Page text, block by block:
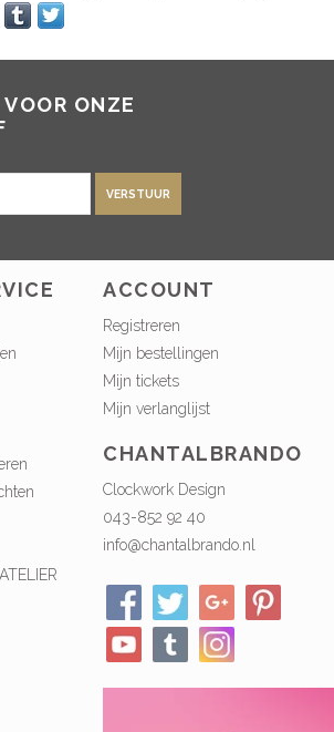
ONZE
VERSTUUR
ACCOUNT
Registreren
Mijn bestellingen
Mijn tickets
Mijn verlanglijst
CHANTALBRANDO
Clockwork Design
043-852 92 40
info@chantalbrando.nl